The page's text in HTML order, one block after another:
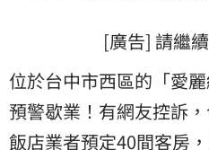
[廣告] 請繼
位於台中市西區的「愛
預警歇業！有網友控訴
飯店業者預定40間客房